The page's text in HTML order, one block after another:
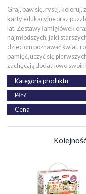
Graj, baw się, rysuj, koloruj,
karty edukacyjne oraz
lat. Zestawy łamigłówek
najmłodszych, jak i
dzieciom poznawać świat,
pamięć, uczyć się
zachęcają dodatkowo
Kategoria produktu
Płeć
Cena